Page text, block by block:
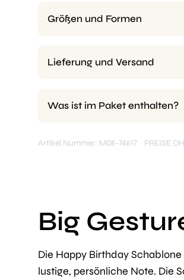
Größen und Formen
Lieferung und Versand
Was ist im Paket enthalten?
Artikel Nummer: M08-74617 PREISE
Big
Die Happy Birthday
lustige, persönliche Note. Die